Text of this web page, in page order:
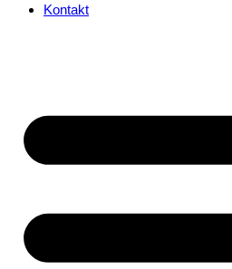
Kontakt